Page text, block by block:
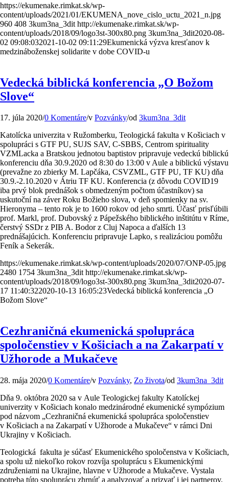
https://ekumenake.rimkat.sk/wp-
content/uploads/2021/01/EKUMENA_nove_cislo_uctu_2021_n.jpg
960 408 3kum3na_3dit http://ekumenake.rimkat.sk/wp-
content/uploads/2018/09/logo3st-300x80.png 3kum3na_3dit2020-08-
02 09:08:032021-10-02 09:11:29Ekumenická výzva kresťanov k
medzináboženskej solidarite v dobe COVID-u
Vedecká biblická konferencia „O Božom
Slove“
17. júla 2020/0 Komentáre/v Pozvánky/od 3kum3na_3dit
Katolícka univerzita v Ružomberku, Teologická fakulta v Košiciach v
spolupráci s GTF PU, SUJS SAV, C-SBBS, Centrom spirituality
VZMLacka a Bratskou jednotou baptistov pripravuje vedeckú biblickú
konferenciu dňa 30.9.2020 od 8:30 do 13:00 v Aule a biblickú výstavu
(prevažne zo zbierky M. Lapčáka, CSVZML, GTF PU, TF KU) dňa
30.9.-2.10.2020 v Átriu TF KU. Konferencia (z dôvodu COVID19
iba prvý blok prednášok s obmedzeným počtom účastníkov) sa
uskutoční na záver Roku Božieho slova, v deň spomienky na sv.
Hieronyma – tento rok je to 1600 rokov od jeho smrti. Účasť prisľúbili
prof. Markl, prof. Dubovský z Pápežského biblického inštitútu v Ríme,
čerstvý SSDr z PIB A. Bodor z Cluj Napoca a ďalších 13
prednášajúcich. Konferenciu pripravuje Lapko, s realizáciou pomôžu
Feník a Sekerák.
https://ekumenake.rimkat.sk/wp-content/uploads/2020/07/ONP-05.jpg
2480 1754 3kum3na_3dit http://ekumenake.rimkat.sk/wp-
content/uploads/2018/09/logo3st-300x80.png 3kum3na_3dit2020-07-
17 11:40:322020-10-13 16:05:23Vedecká biblická konferencia „O
Božom Slove“
Cezhraničná ekumenická spolupráca
spoločenstiev v Košiciach a na Zakarpatí v
Užhorode a Mukačeve
28. mája 2020/0 Komentáre/v Pozvánky, Zo života/od 3kum3na_3dit
Dňa 9. októbra 2020 sa v Aule Teologickej fakulty Katolíckej
univerzity v Košiciach konalo medzinárodné ekumenické sympózium
pod názvom „Cezhraničná ekumenická spolupráca spoločenstiev
v Košiciach a na Zakarpatí v Užhorode a Mukačeve“ v rámci Dni
Ukrajiny v Košiciach.
Teologická fakulta je súčasť Ekumenického spoločenstva v Košiciach,
a spolu už niekoľko rokov rozvíja spoluprácu s Ekumenickými
združeniami na Ukrajine, hlavne v Užhorode a Mukačeve. Vystala
potreba túto spoluprácu zhrnúť a analyzovať a prizvať i jej partnerov,